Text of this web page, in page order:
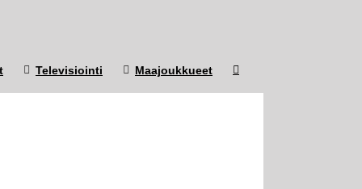
Televisiointi Maajoukkueet